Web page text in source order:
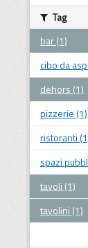
Tag
bar (1)
cibo da
dehors (1)
pizzerie (1)
ristoranti
spazi
tavoli (1)
tavolini (1)